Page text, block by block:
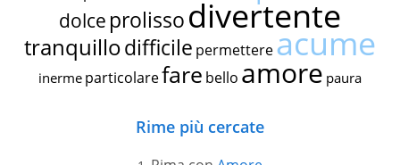
dolce prolissodivertente
tranquillodifficile permettereacume
inerme particolarefare bello amore paura
Rime più cercate